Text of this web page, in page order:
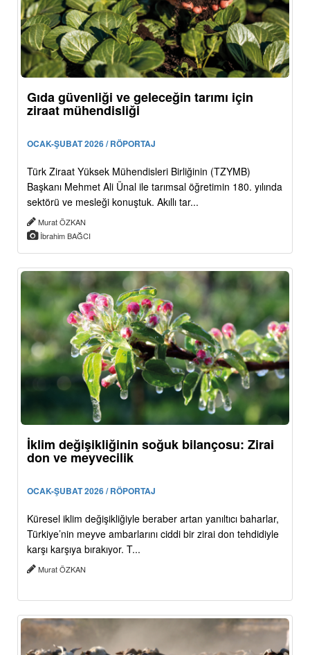
Gıda güvenliği ve geleceğin tarımı için
ziraat mühendisliği
OCAK-ŞUBAT 2026 / RÖPORTAJ
Türk Ziraat Yüksek Mühendisleri Birliğinin (TZYMB)
Başkanı Mehmet Ali Ünal ile tarımsal öğretimin 180. yılında
sektörü ve mesleği konuştuk. Akıllı tar...
Murat ÖZKAN
İbrahim BAĞCI
İklim değişikliğinin soğuk bilançosu: Zirai
don ve meyvecilik
OCAK-ŞUBAT 2026 / RÖPORTAJ
Küresel iklim değişikliğiyle beraber artan yanıltıcı baharlar,
Türkiye’nin meyve ambarlarını ciddi bir zirai don tehdidiyle
karşı karşıya bırakıyor. T...
Murat ÖZKAN